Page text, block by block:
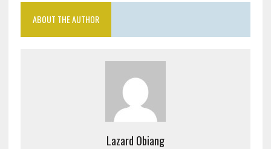
ABOUT THE AUTHOR
Lazard Obiang